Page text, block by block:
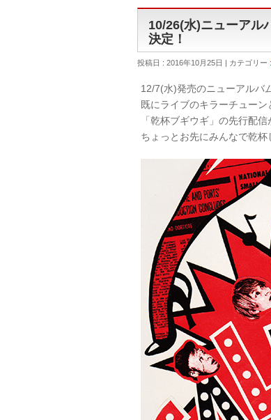
10/26(水)ニューアル
決定！
投稿日 : 2016年10月25日 | カテゴリー :
12/7(水)発売のニューアルバ
既にライブのキラーチュー
「乾杯ブギウギ」の先行配
ちょっとお先にみんなで乾杯